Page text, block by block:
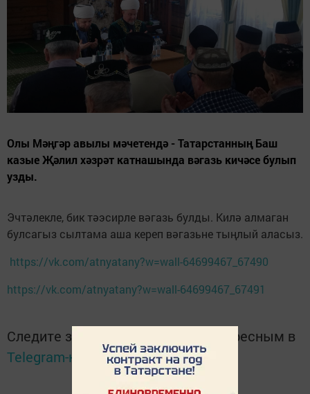
Олы Мәңгәр авылы мәчетендә - Татарстанның Баш
казые Җәлил хәзрәт катнашында вәгазь кичәсе булып
узды.
Эчтәлекле, бик тәэсирле вәгазь булды. Килә алмаган
булсагыз сылтама аша кереп вәгазьне тыңлый аласыз.
https://vk.com/atnyatany?w=wall-64699467_67490
https://vk.com/atnyatany?w=wall-64699467_67491
Следите за самым важным и интересным в
Telegram-каналеТатмедиа